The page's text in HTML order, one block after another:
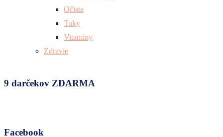
Očista
Tuky
Vitamíny
Zdravie
9 darčekov ZDARMA
Facebook